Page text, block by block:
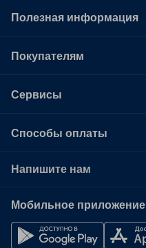
Полезная информация
Покупателям
Сервисы
Способы оплаты
Напишите нам
Мобильное приложение